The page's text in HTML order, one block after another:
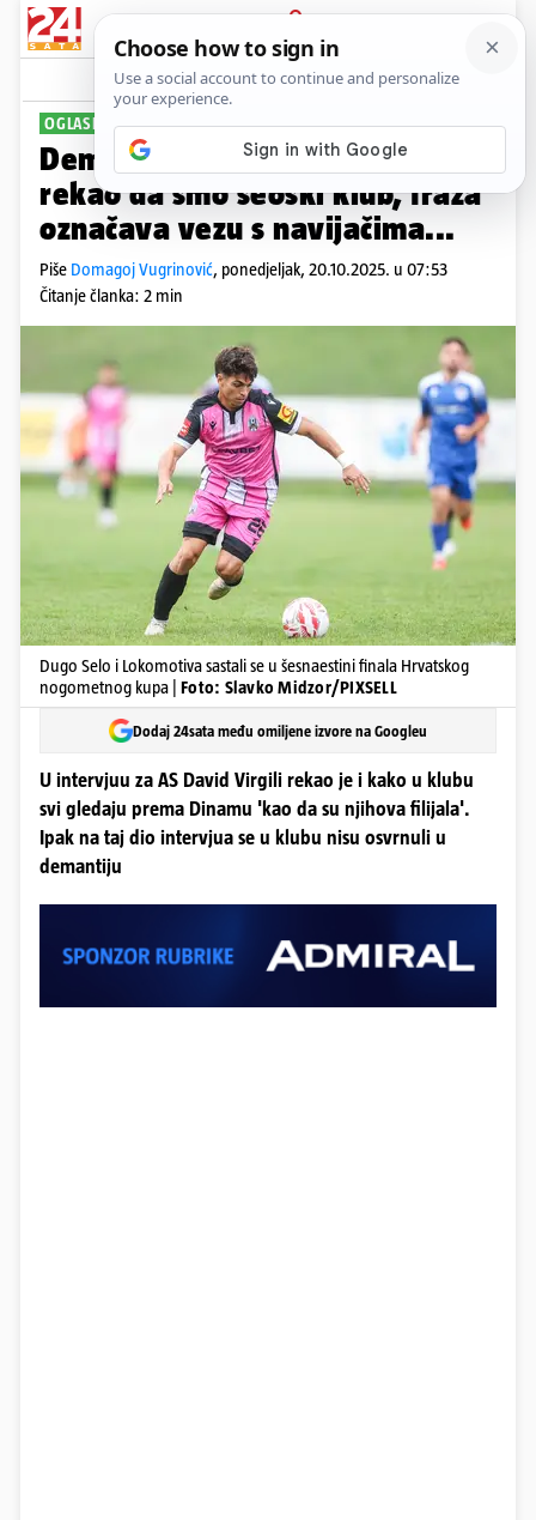
PRIJAVA
Sport Komentari
OGLASIO SE I IGRAČ
Demantij lokosa: Virgili nije
rekao da smo seoski klub, fraza
označava vezu s navijačima...
Piše Domagoj Vugrinović, ponedjeljak, 20.10.2025. u 07:53
Čitanje članka: 2 min
Dugo Selo i Lokomotiva sastali se u šesnaestini finala Hrvatskog
nogometnog kupa | Foto: Slavko Midzor/PIXSELL
Dodaj 24sata među omiljene izvore na Googleu
U intervjuu za AS David Virgili rekao je i kako u klubu
svi gledaju prema Dinamu 'kao da su njihova filijala'.
Ipak na taj dio intervjua se u klubu nisu osvrnuli u
demantiju